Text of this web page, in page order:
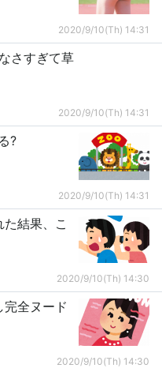
2020/9/10(Th) 14:31
さすぎて草
2020/9/10(Th) 14:31
?
2020/9/10(Th) 14:31
た結果、こ
2020/9/10(Th) 14:30
完全ヌード
2020/9/10(Th) 14:30